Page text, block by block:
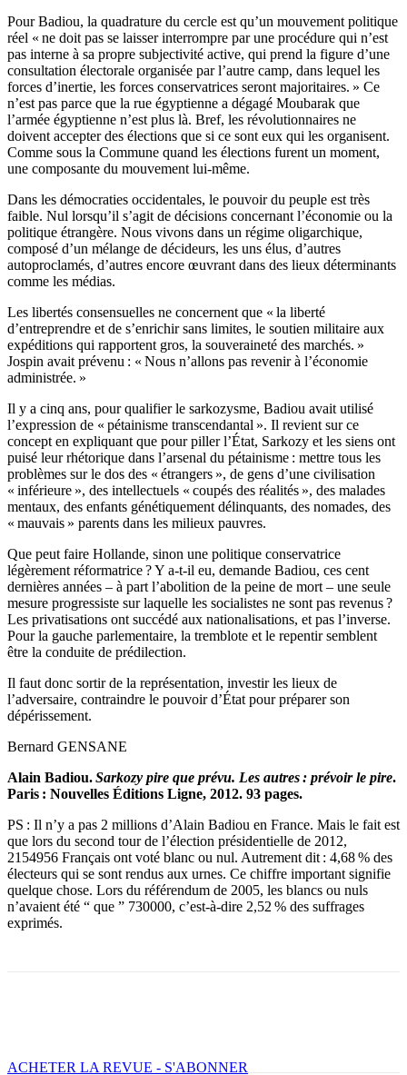
Pour Badiou, la quadrature du cercle est qu’un mouvement politique
réel « ne doit pas se laisser interrompre par une procédure qui n’est
pas interne à sa propre subjectivité active, qui prend la figure d’une
consultation électorale organisée par l’autre camp, dans lequel les
forces d’inertie, les forces conservatrices seront majoritaires. » Ce
n’est pas parce que la rue égyptienne a dégagé Moubarak que
l’armée égyptienne n’est plus là. Bref, les révolutionnaires ne
doivent accepter des élections que si ce sont eux qui les organisent.
Comme sous la Commune quand les élections furent un moment,
une composante du mouvement lui-même.
Dans les démocraties occidentales, le pouvoir du peuple est très
faible. Nul lorsqu’il s’agit de décisions concernant l’économie ou la
politique étrangère. Nous vivons dans un régime oligarchique,
composé d’un mélange de décideurs, les uns élus, d’autres
autoproclamés, d’autres encore œuvrant dans des lieux déterminants
comme les médias.
Les libertés consensuelles ne concernent que « la liberté
d’entreprendre et de s’enrichir sans limites, le soutien militaire aux
expéditions qui rapportent gros, la souveraineté des marchés. »
Jospin avait prévenu : « Nous n’allons pas revenir à l’économie
administrée. »
Il y a cinq ans, pour qualifier le sarkozysme, Badiou avait utilisé
l’expression de « pétainisme transcendantal ». Il revient sur ce
concept en expliquant que pour piller l’État, Sarkozy et les siens ont
puisé leur rhétorique dans l’arsenal du pétainisme : mettre tous les
problèmes sur le dos des « étrangers », de gens d’une civilisation
« inférieure », des intellectuels « coupés des réalités », des malades
mentaux, des enfants génétiquement délinquants, des nomades, des
« mauvais » parents dans les milieux pauvres.
Que peut faire Hollande, sinon une politique conservatrice
légèrement réformatrice ? Y a-t-il eu, demande Badiou, ces cent
dernières années – à part l’abolition de la peine de mort – une seule
mesure progressiste sur laquelle les socialistes ne sont pas revenus ?
Les privatisations ont succédé aux nationalisations, et pas l’inverse.
Pour la gauche parlementaire, la tremblote et le repentir semblent
être la conduite de prédilection.
Il faut donc sortir de la représentation, investir les lieux de
l’adversaire, contraindre le pouvoir d’État pour préparer son
dépérissement.
Bernard GENSANE
Alain Badiou.Sarkozy pire que prévu. Les autres : prévoir le pire.
Paris : Nouvelles Éditions Ligne, 2012. 93 pages.
PS : Il n’y a pas 2 millions d’Alain Badiou en France. Mais le fait est
que lors du second tour de l’élection présidentielle de 2012,
2154956 Français ont voté blanc ou nul. Autrement dit : 4,68 % des
électeurs qui se sont rendus aux urnes. Ce chiffre important signifie
quelque chose. Lors du référendum de 2005, les blancs ou nuls
n’avaient été “ que ” 730000, c’est-à-dire 2,52 % des suffrages
exprimés.
ACHETER LA REVUE - S'ABONNER